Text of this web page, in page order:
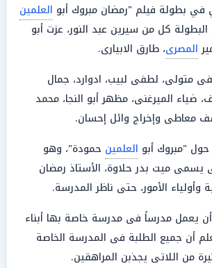
بطولة فيلم "رمضان مبروك أبو العلمين
كل من سيرين عبد النور، عزت أبو
المصرى، طارق الابيارى.
متولى، لطفى لبيب، ادوارد، جمال
ضياء الميرغنى، مظهر أبو النجا، محمد
معاطى وإخراج وائل إحسان.
حول "مبروك أبو العلمين حمودة"، وهو
ميت بدر حلاوة، الأستاذ رمضان
وأولياء الأمور، حتى ناظر المدرسة.
يعمل مدرساً فى مدرسة خاصة بها أبناء
أن جميع الطلبة فى المدرسة الخاصة
من اللاتى يجذبن المراهقين.